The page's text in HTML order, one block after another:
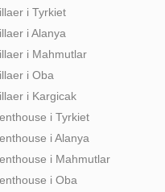
i Tyrkiet
i Alanya
i Mahmutlar
i Oba
i Kargicak
i Tyrkiet
i Alanya
i Mahmutlar
i Oba